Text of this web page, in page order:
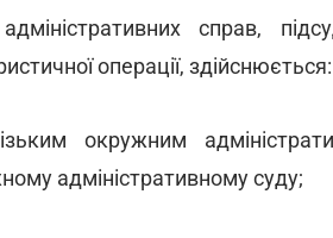
справ,
операції, здійснюється:
окружним
адміністративному суду;